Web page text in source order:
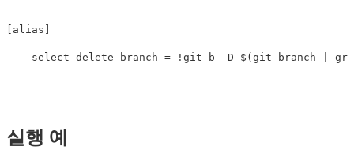
[ alias ]
select -delete-branch = ! git b -D $(git branch |
실행 예